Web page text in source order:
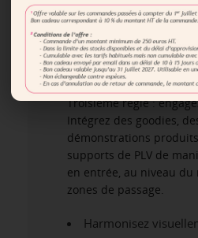
Deuxième règle :
pratiques et durables.
sont solides, faciles à
transporter.
Troisième règle :
Intégrez des goodies,
démonstrations
supports de PLV de
en entrée, au niveau du
zones de passage.
Harmonisez